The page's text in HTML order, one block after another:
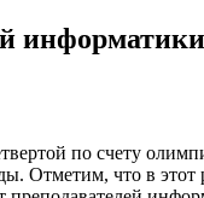
по счету
Отметим, что в этот